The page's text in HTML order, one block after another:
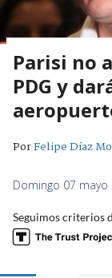
Parisi no
PDG y
PorFelipe Díaz
Domingo 07
Seguimos criterios